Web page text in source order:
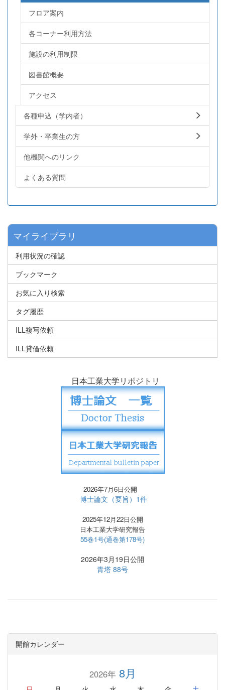
フロア案内
各コーナー利用方法
施設の利用制限
図書館概要
アクセス
各種申込（学内者）
学外・卒業生の方
他機関へのリンク
よくある質問
マイライブラリ
利用状況の確認
ブックマーク
お気に入り検索
タグ履歴
ILL複写依頼
ILL貸借依頼
日本工業大学リポジトリ
2026年7月6日公開
博士論文（要旨）1件
2025年12月22日公開
日本工業大学研究報告
55巻1号(通巻第178号)
2026年3月19日公開
青塔 88号
開館カレンダー
2026年8月